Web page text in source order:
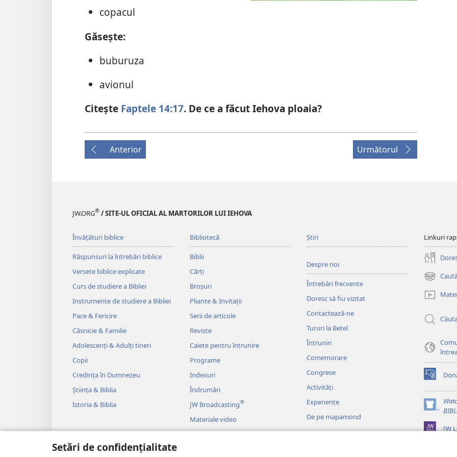
Setări de confidențialitate
copacul
Găseşte:
buburuza
avionul
Citeşte Faptele 14:17. De ce a făcut Iehova ploaia?
Anterior Următorul
JW.ORG® / SITE-UL OFICIAL AL MARTORILOR LUI IEHOVA
Învățături biblice
Răspunsuri la întrebări biblice
Versete biblice explicate
Curs de studiere a Bibliei
Instrumente de studiere a Bibliei
Pace & Fericire
Căsnicie & Familie
Adolescenți & Adulți tineri
Copii
Credința în Dumnezeu
Știința & Biblia
Istoria & Biblia
Bibliotecă
Biblii
Cărți
Broșuri
Pliante & Invitații
Serii de articole
Reviste
Caiete pentru întrunire
Programe
Indexuri
Îndrumări
JW Broadcasting®
Materiale video
Muzică
Știri
Despre noi
Întrebări frecvente
Doresc să fiu vizitat
Contactează-ne
Tururi la Betel
Întruniri
Comemorare
Congrese
Activități
Experiențe
De pe mapamond
Linkuri
(se
deschide
o
nouă)
(se
deschide
o
fereastră
(se
deschide
o
JW